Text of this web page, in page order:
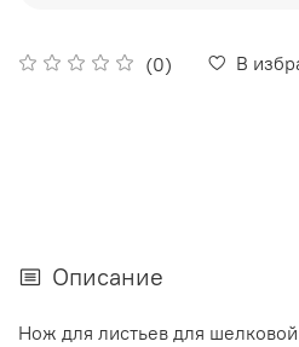
(0) В
Описание
Нож для листьев для